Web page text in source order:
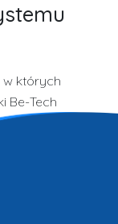
w których
Be-Tech